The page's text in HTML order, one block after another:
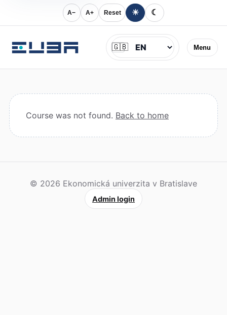
A− A+ Reset ☀ ☾
Menu
Jazyk
🇬🇧
Course was not found. Back to home
© 2026 Ekonomická univerzita v Bratislave
Admin login